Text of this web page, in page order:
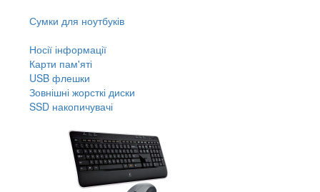
Сумки для ноутбуків
Носії інформації
Карти пам'яті
USB флешки
Зовнішні жорсткі диски
SSD накопичувачі